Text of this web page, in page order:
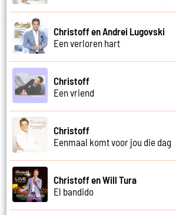
Christoff en Andrei Lugovski
Een verloren hart
Christoff
Een vriend
Christoff
Eenmaal komt voor jou die dag
Christoff en Will Tura
El bandido